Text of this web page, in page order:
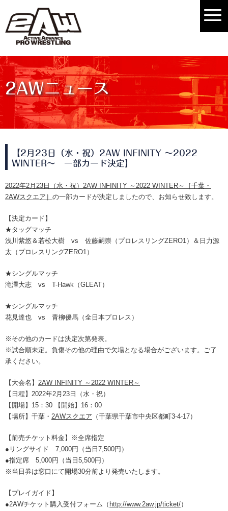
2AWニュース
【2月23日（水・祝）2AW INFINITY ～2022
WINTER～ 一部カード決定】
2022年2月23日（水・祝）2AW INFINITY ～2022 WINTER～［千葉・
2AWスクエア］ の一部カードが決定しましたので、お知らせ致します。
【決定カード】
★タッグマッチ
浅川紫悠＆若松大樹 vs 佐藤嗣崇（プロレスリングZERO1）＆日力源
太（プロレスリングZERO1）
★シングルマッチ
滝澤大志 vs T-Hawk（GLEAT）
★シングルマッチ
花見達也 vs 青柳優馬（全日本プロレス）
※その他のカードは決定次第発表。
※試合順未定。負傷その他の理由で欠場となる場合がございます。ご了
承ください。
【大会名】 2AW INFINITY ～2022 WINTER～
【日程】2022年2月23日（水・祝）
【開場】15：30 【開始】16：00
【場所】千葉・ 2AWスクエア （千葉県千葉市中央区都町3-4-17）
【前売チケット料金】※全席指定
●リングサイド 7,000円（当日7,500円）
●指定席 5,000円（当日5,500円）
※当日券は窓口にて開場30分前より発売いたします。
【プレイガイド】
●2AWチケット購入受付フォーム（ http://www.2aw.jp/ticket/）